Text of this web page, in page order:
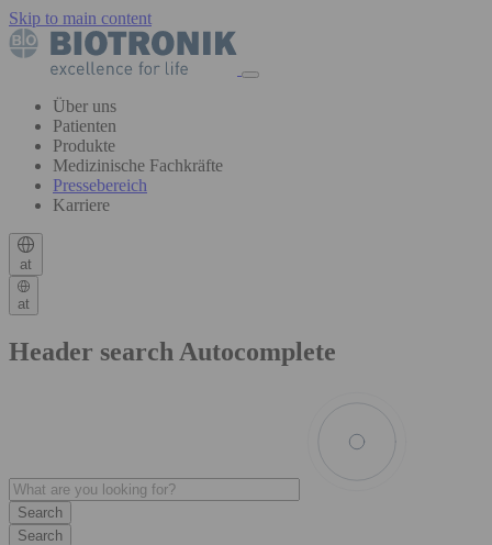
Skip to main content
Über uns
Patienten
Produkte
Medizinische Fachkräfte
Pressebereich
Karriere
at
at
Header search Autocomplete
Search